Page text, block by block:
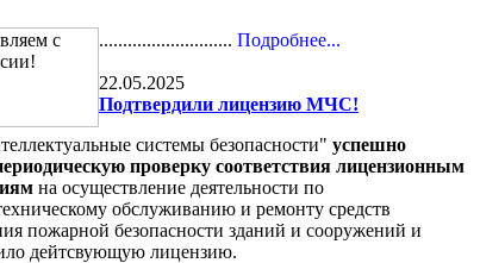
............................ Подробнее...
22.05.2025
Подтвердили лицензию МЧС!
системы безопасности" успешно
проверку соответствия лицензионным
на осуществление деятельности по
обслуживанию и ремонту средств
пожарной безопасности зданий и сооружений и
дейтсвующую лицензию.